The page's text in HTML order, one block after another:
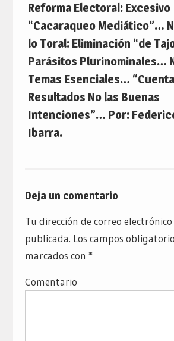
Reforma Electoral: Excesivo
“Cacaraqueo Mediático”…
lo Toral: Eliminación “de
Parásitos Plurinominales…
Temas Esenciales…
Resultados No las Buenas
Intenciones”… Por:
Ibarra.
Deja un comentario
Tu dirección de correo electrónico
publicada. Los campos
marcados con *
Comentario